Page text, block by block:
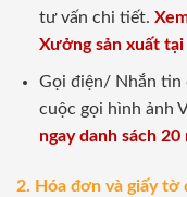
tư vấn chi tiết.
Xưởng sản xuất tại
Gọi điện/ Nhắn
cuộc gọi hình ảnh
ngay danh sách
2. Hóa đơn và giấy tờ